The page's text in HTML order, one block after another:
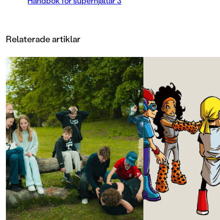
han fångar henne?
händer. Ett slags modern Pippi
skildras med fantastiska
illustrationer. Ett äventyr som man
slukar, med en hjältinna som man
bara måste älska!
Relaterade artiklar